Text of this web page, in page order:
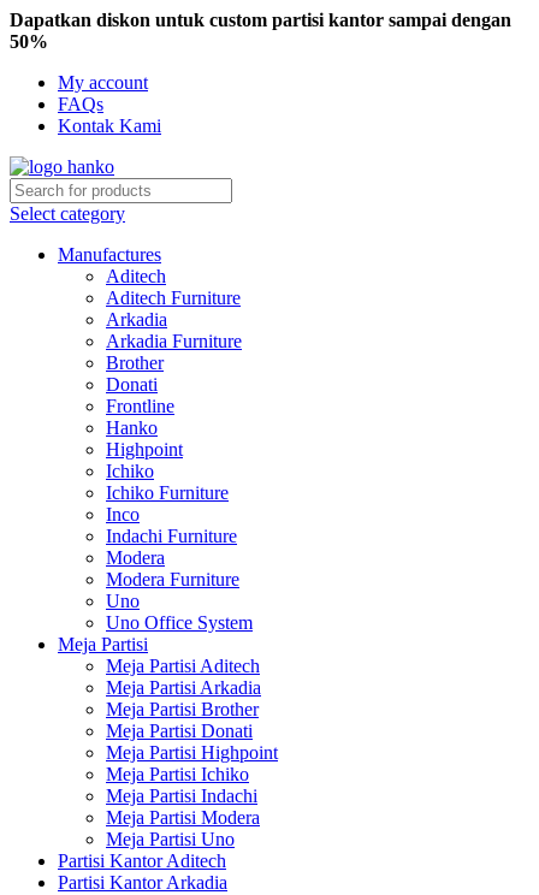
Dapatkan diskon untuk custom partisi kantor sampai dengan
50%
My account
FAQs
Kontak Kami
Select category
Manufactures
Aditech
Aditech Furniture
Arkadia
Arkadia Furniture
Brother
Donati
Frontline
Hanko
Highpoint
Ichiko
Ichiko Furniture
Inco
Indachi Furniture
Modera
Modera Furniture
Uno
Uno Office System
Meja Partisi
Meja Partisi Aditech
Meja Partisi Arkadia
Meja Partisi Brother
Meja Partisi Donati
Meja Partisi Highpoint
Meja Partisi Ichiko
Meja Partisi Indachi
Meja Partisi Modera
Meja Partisi Uno
Partisi Kantor Aditech
Partisi Kantor Arkadia